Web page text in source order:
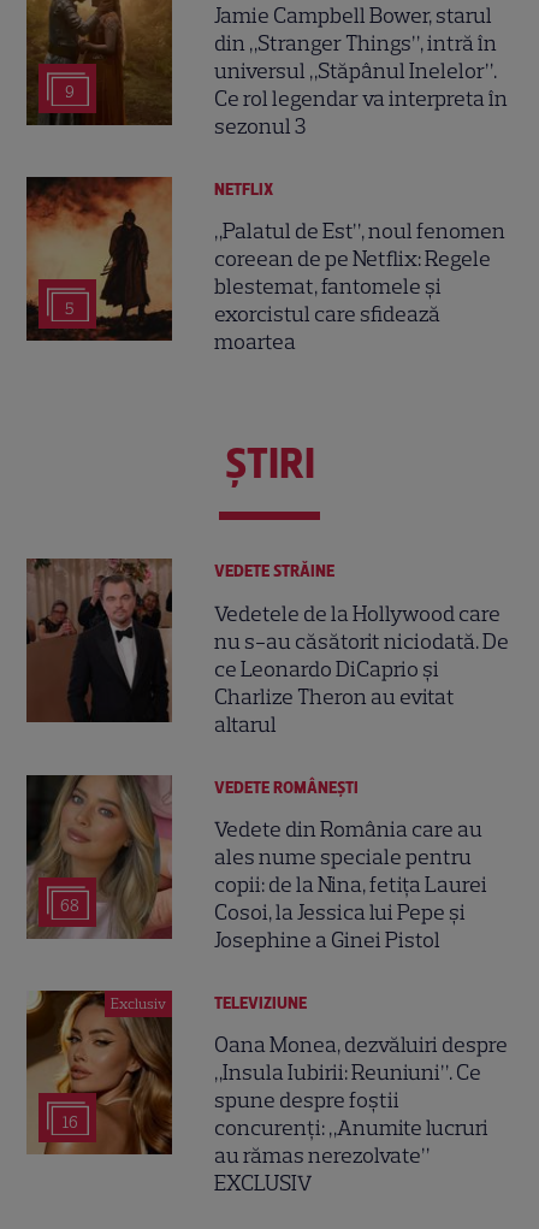
9
Jamie Campbell Bower, starul
din „Stranger Things”, intră în
universul „Stăpânul Inelelor”.
Ce rol legendar va interpreta în
sezonul 3
5
NETFLIX
„Palatul de Est”, noul fenomen
coreean de pe Netflix: Regele
blestemat, fantomele și
exorcistul care sfidează
moartea
ŞTIRI
VEDETE STRĂINE
Vedetele de la Hollywood care
nu s-au căsătorit niciodată. De
ce Leonardo DiCaprio și
Charlize Theron au evitat
altarul
68
VEDETE ROMÂNEŞTI
Vedete din România care au
ales nume speciale pentru
copii: de la Nina, fetița Laurei
Cosoi, la Jessica lui Pepe și
Josephine a Ginei Pistol
Exclusiv
16
TELEVIZIUNE
Oana Monea, dezvăluiri despre
„Insula Iubirii: Reuniuni”. Ce
spune despre foștii
concurenți: „Anumite lucruri
au rămas nerezolvate”
EXCLUSIV